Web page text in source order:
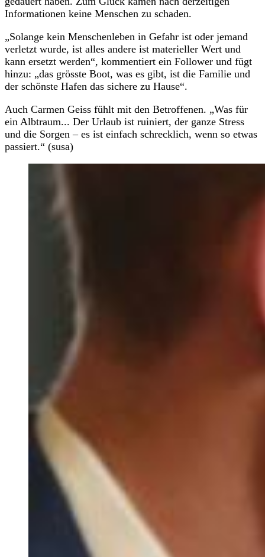
Informationen keine Menschen zu schaden.
„Solange kein Menschenleben in Gefahr ist oder jemand
verletzt wurde, ist alles andere ist materieller Wert und
kann ersetzt werden“, kommentiert ein Follower und fügt
hinzu: „das grösste Boot, was es gibt, ist die Familie und
der schönste Hafen das sichere zu Hause“.
Auch Carmen Geiss fühlt mit den Betroffenen. „Was für
ein Albtraum... Der Urlaub ist ruiniert, der ganze Stress
und die Sorgen – es ist einfach schrecklich, wenn so etwas
passiert.“ (susa)